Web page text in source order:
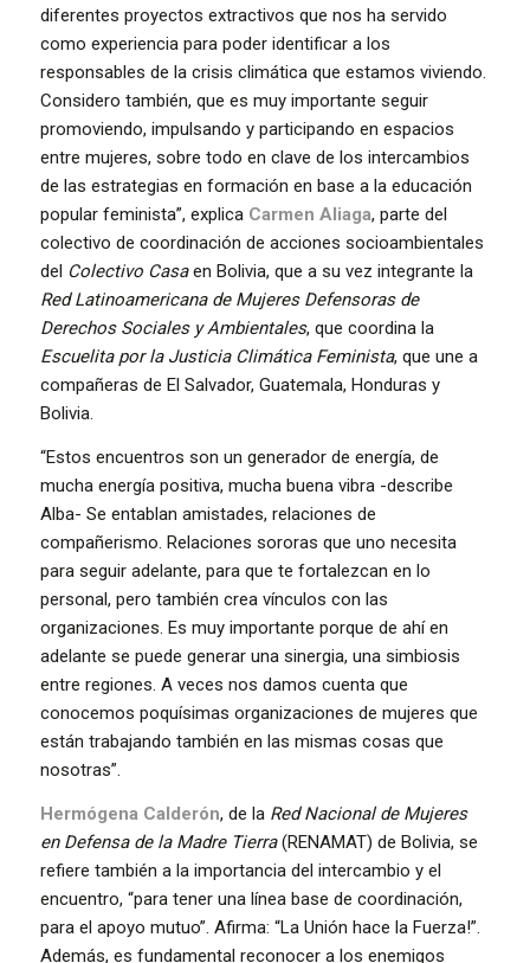
diferentes proyectos extractivos que nos ha servido
como experiencia para poder identificar a los
responsables de la crisis climática que estamos viviendo.
Considero también, que es muy importante seguir
promoviendo, impulsando y participando en espacios
entre mujeres, sobre todo en clave de los intercambios
de las estrategias en formación en base a la educación
popular feminista”, explica Carmen Aliaga, parte del
colectivo de coordinación de acciones socioambientales
del Colectivo Casaen Bolivia, que a su vez integrante la
Red Latinoamericana de Mujeres Defensoras de
Derechos Sociales y Ambientales, que coordina la
Escuelita por la Justicia Climática Feminista, que une a
compañeras de El Salvador, Guatemala, Honduras y
Bolivia.
“Estos encuentros son un generador de energía, de
mucha energía positiva, mucha buena vibra -describe
Alba- Se entablan amistades, relaciones de
compañerismo. Relaciones sororas que uno necesita
para seguir adelante, para que te fortalezcan en lo
personal, pero también crea vínculos con las
organizaciones. Es muy importante porque de ahí en
adelante se puede generar una sinergia, una simbiosis
entre regiones. A veces nos damos cuenta que
conocemos poquísimas organizaciones de mujeres que
están trabajando también en las mismas cosas que
nosotras”.
Hermógena Calderón, de la Red Nacional de Mujeres
en Defensa de la Madre Tierra(RENAMAT) de Bolivia, se
refiere también a la importancia del intercambio y el
encuentro, “para tener una línea base de coordinación,
para el apoyo mutuo”. Afirma: “La Unión hace la Fuerza!”.
Además, es fundamental reconocer a los enemigos